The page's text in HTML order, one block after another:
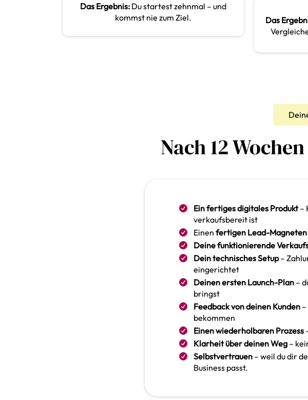
Das Ergebnis: Du startest zehnmal – und
kommst nie zum Ziel.
Das
Nach 12
Ein fertiges digitales Produkt–
verkaufsbereit ist
Einen fertigen Lead-Magneten
Deine funktionierende
Dein technisches Setup–
eingerichtet
Deinen ersten Launch-Plan –
bringst
Feedback von deinen Kunden
bekommen
Einen wiederholbaren Prozess
Klarheit über deinen Weg –
Selbstvertrauen – weil du dir
Business passt.